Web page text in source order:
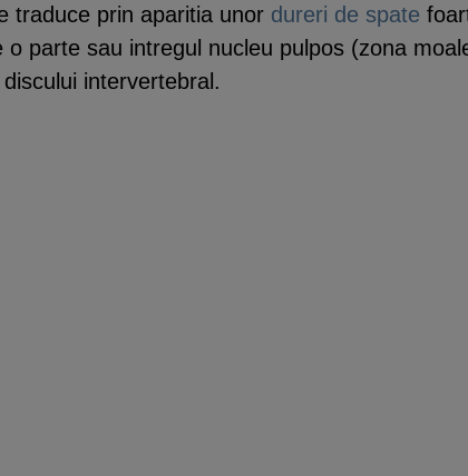
traduce prin aparitia unor dureri de spate
parte sau intregul nucleu pulpos (zona
intervertebral.